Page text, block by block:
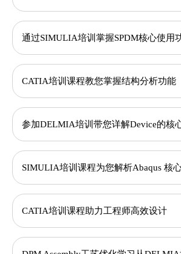
通过SIMULIA培训掌握SPDM核心使用
CATIA培训课程教您掌握结构分析功能
参加DELMIA培训带您详解Device的核
SIMULIA培训课程为您解析Abaqus 核
CATIA培训课程助力工程师高效设计